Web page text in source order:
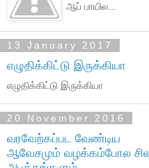
ஆப் பாயில...
13 January 2017
எழுதிக்கிட்டு இருக்கியா
எழுதிக்கிட்டு இருக்கியா
20 November 2016
வரவேற்கப்பட வேண்டிய
ஆவேசமும் வழக்கம்போல